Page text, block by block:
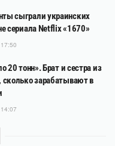
сыграли украинских
сериала Netflix «1670»
20 тонн». Брат и сестра из
сколько зарабатывают в